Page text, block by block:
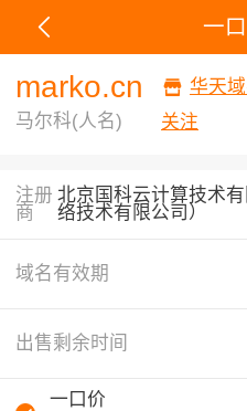
一
marko.cn
马尔科(人名)
华天
关注
注册
商
北京国科云计算技术
络技术有限公司）
域名有效期
出售剩余时间
一口价